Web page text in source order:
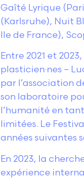
Gaîté Lyrique
(Karlsruhe), Nuit
Ile de France),
Entre 2021 et
plasticien·nes –
par l’association
son laboratoire
l’humanité en
limitées. Le
années suivantes
En 2023, la
expérience